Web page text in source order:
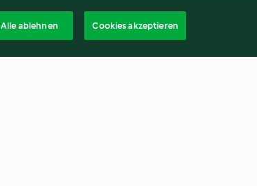
Alle ablehnen Cookies akzeptieren